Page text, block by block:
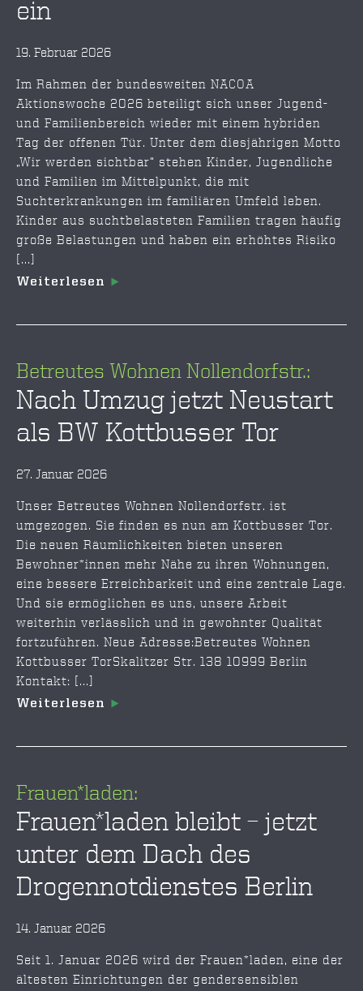
ein
19. Februar 2026
Im Rahmen der bundesweiten NACOA
Aktionswoche 2026 beteiligt sich unser Jugend-
und Familienbereich wieder mit einem hybriden
Tag der offenen Tür. Unter dem diesjährigen Motto
„Wir werden sichtbar“ stehen Kinder, Jugendliche
und Familien im Mittelpunkt, die mit
Suchterkrankungen im familiären Umfeld leben.
Kinder aus suchtbelasteten Familien tragen häufig
große Belastungen und haben ein erhöhtes Risiko
[...]
Weiterlesen
Betreutes Wohnen Nollendorfstr.:
Nach Umzug jetzt Neustart
als BW Kottbusser Tor
27. Januar 2026
Unser Betreutes Wohnen Nollendorfstr. ist
umgezogen. Sie finden es nun am Kottbusser Tor.
Die neuen Räumlichkeiten bieten unseren
Bewohner*innen mehr Nähe zu ihren Wohnungen,
eine bessere Erreichbarkeit und eine zentrale Lage.
Und sie ermöglichen es uns, unsere Arbeit
weiterhin verlässlich und in gewohnter Qualität
fortzuführen. Neue Adresse:Betreutes Wohnen
Kottbusser TorSkalitzer Str. 138 10999 Berlin
Kontakt: [...]
Weiterlesen
Frauen*laden:
Frauen*laden bleibt – jetzt
unter dem Dach des
Drogennotdienstes Berlin
14. Januar 2026
Seit 1. Januar 2026 wird der Frauen*laden, eine der
ältesten Einrichtungen der gendersensiblen